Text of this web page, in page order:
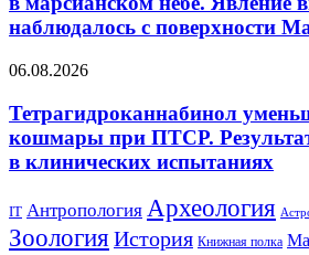
Земли
в марсианском
Явление
наблюдалось
с поверхности
Марса
наблюдалось с поверхности
Тетрагидроканнабинол
ночные
кошмары
при
ПТСР.
получены
в клинических
испытаниях
06.08.2026
Тетрагидроканнабинол
кошмары при ПТСР.
в клинических испытаниях
IT Антропология Археология
Зоология История Книжная полка